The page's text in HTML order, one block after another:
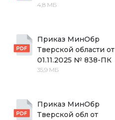
4,8 МБ
Приказ МинОбр
Тверской области от
01.11.2025 № 838-ПК
35,9 МБ
Приказ МинОбр
Тверской обл от